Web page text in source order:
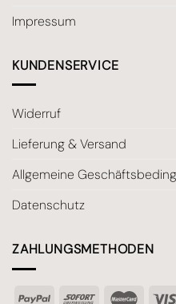
Impressum
KUNDENSERVICE
Widerruf
Lieferung & Versand
Allgemeine
Datenschutz
ZAHLUNGSMETHODEN